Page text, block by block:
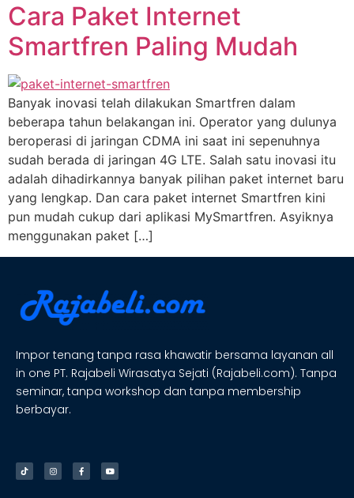
Cara Paket Internet
Smartfren Paling Mudah
Banyak inovasi telah dilakukan Smartfren dalam
beberapa tahun belakangan ini. Operator yang dulunya
beroperasi di jaringan CDMA ini saat ini sepenuhnya
sudah berada di jaringan 4G LTE. Salah satu inovasi itu
adalah dihadirkannya banyak pilihan paket internet baru
yang lengkap. Dan cara paket internet Smartfren kini
pun mudah cukup dari aplikasi MySmartfren. Asyiknya
menggunakan paket […]
Impor tenang tanpa rasa khawatir bersama layanan all
in one PT. Rajabeli Wirasatya Sejati (Rajabeli.com). Tanpa
seminar, tanpa workshop dan tanpa membership
berbayar.